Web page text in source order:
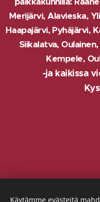
Merijärvi, Alavieska,
Haapajärvi, Pyhäjärvi,
Siikalatva,
Kempele,
-ja kaikissa
Käytämme evästeitä